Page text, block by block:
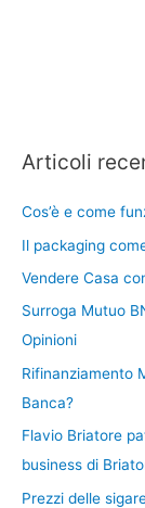
Articoli
Cos’è e come
Il packaging
Vendere Casa
Surroga Mutuo
Opinioni
Rifinanziamento
Banca?
Flavio Briatore
business di
Prezzi delle